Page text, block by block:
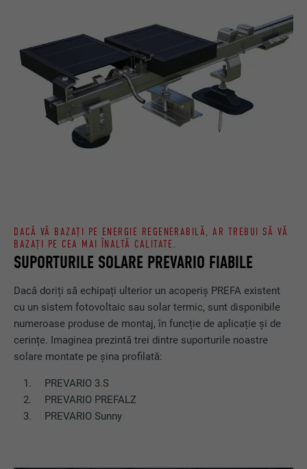
SUPORTURILE SOLARE PREVARIO FIABILE
DACĂ VĂ BAZAȚI PE ENERGIE REGENERABILĂ, AR TREBUI SĂ VĂ
BAZAȚI PE CEA MAI ÎNALTĂ CALITATE.
Dacă doriți să echipați ulterior un acoperiș PREFA existent
cu un sistem fotovoltaic sau solar termic, sunt disponibile
numeroase produse de montaj, în funcție de aplicație și de
cerințe. Imaginea prezintă trei dintre suporturile noastre
solare montate pe șina profilată:
PREVARIO 3.S
PREVARIO PREFALZ
PREVARIO Sunny